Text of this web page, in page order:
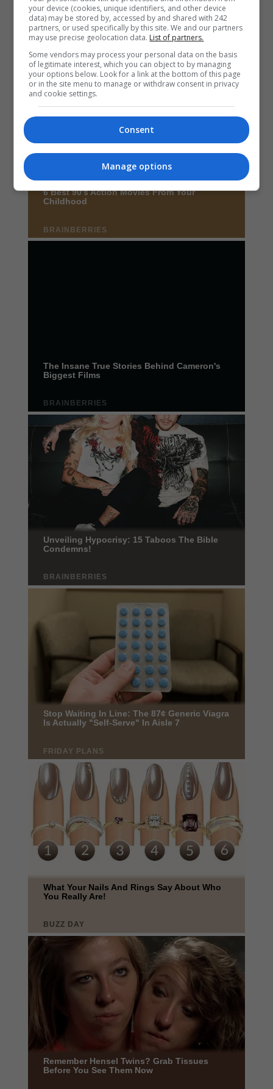
your device (cookies, unique identifiers, and other device
data) may be stored by, accessed by and shared with 242
partners, or used specifically by this site. We and our partners
may use precise geolocation data. List of partners.
Some vendors may process your personal data on the basis
of legitimate interest, which you can object to by managing
your options below. Look for a link at the bottom of this page
or in the site menu to manage or withdraw consent in privacy
and cookie settings.
Consent
Manage options